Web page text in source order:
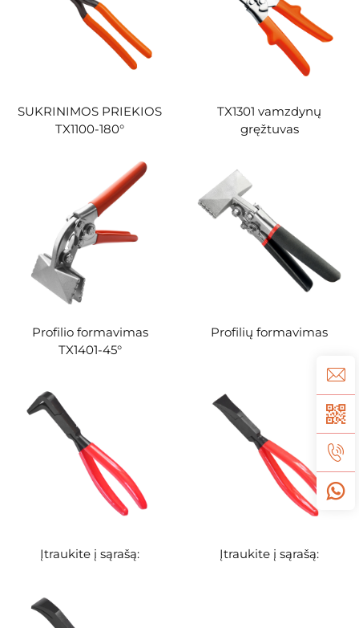
SUKRINIMOS PRIEKIOS
TX1100-180°
TX1301 vamzdynų
gręžtuvas
Profilio formavimas
TX1401-45°
Profilių formavimas
Įtraukite į sąrašą: Įtraukite į sąrašą: